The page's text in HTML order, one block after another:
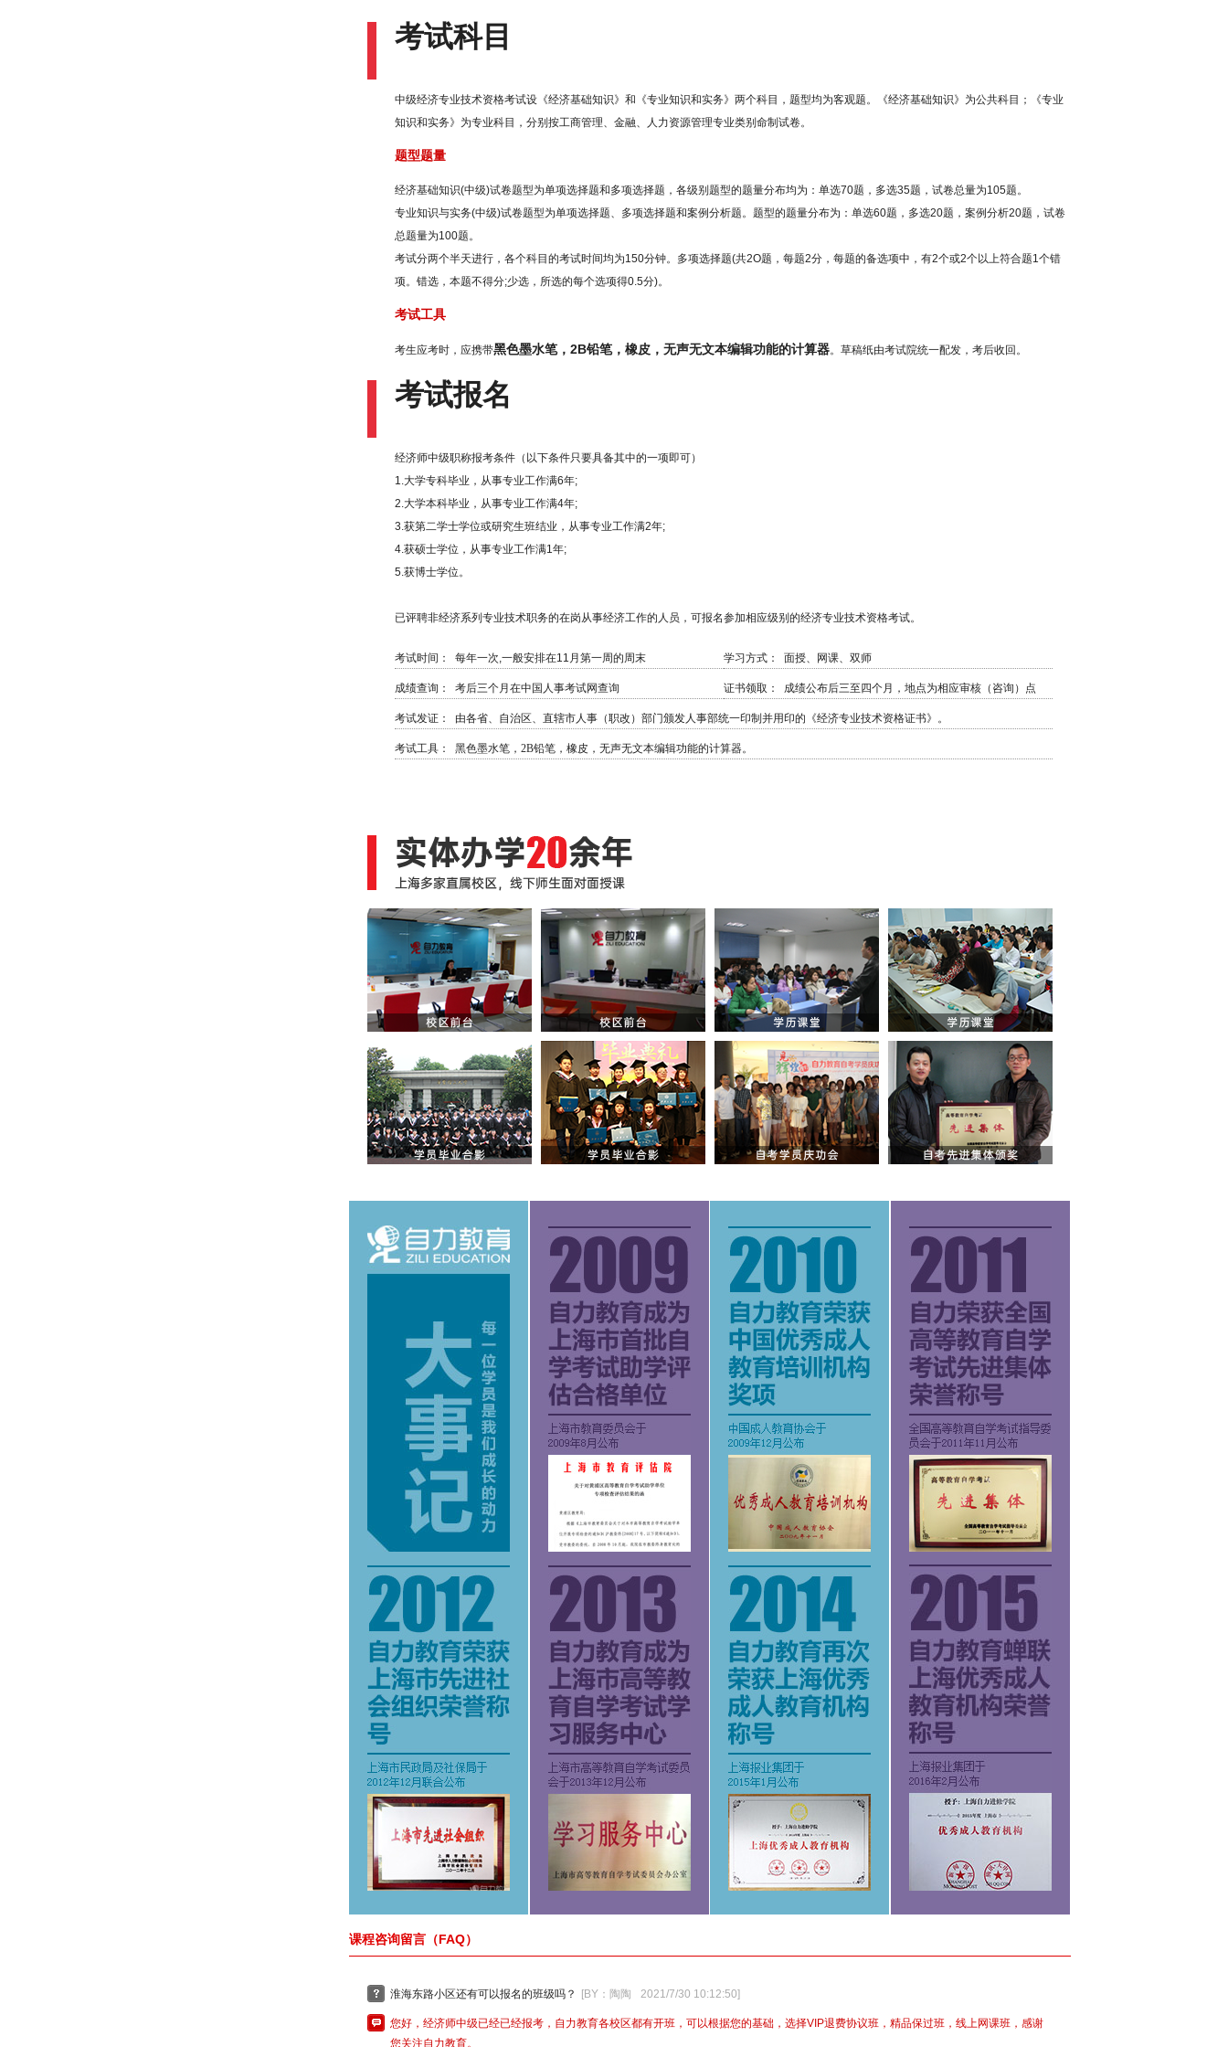
考试科目
中级经济专业技术资格考试设《经济基础知识》和《专业知识和实务》两个科目，题型均为客观题。《经济基础知识》为公共科目；《专业
知识和实务》为专业科目，分别按工商管理、金融、人力资源管理专业类别命制试卷。
题型题量
经济基础知识(中级)试卷题型为单项选择题和多项选择题，各级别题型的题量分布均为：单选70题，多选35题，试卷总量为105题。
专业知识与实务(中级)试卷题型为单项选择题、多项选择题和案例分析题。题型的题量分布为：单选60题，多选20题，案例分析20题，试卷
总题量为100题。
考试分两个半天进行，各个科目的考试时间均为150分钟。多项选择题(共2O题，每题2分，每题的备选项中，有2个或2个以上符合题1个错
项。错选，本题不得分;少选，所选的每个选项得0.5分)。
考试工具
考生应考时，应携带黑色墨水笔，2B铅笔，橡皮，无声无文本编辑功能的计算器。草稿纸由考试院统一配发，考后收回。
考试报名
经济师中级职称报考条件（以下条件只要具备其中的一项即可）
1.大学专科毕业，从事专业工作满6年;
2.大学本科毕业，从事专业工作满4年;
3.获第二学士学位或研究生班结业，从事专业工作满2年;
4.获硕士学位，从事专业工作满1年;
5.获博士学位。
已评聘非经济系列专业技术职务的在岗从事经济工作的人员，可报名参加相应级别的经济专业技术资格考试。
考试时间： 每年一次,一般安排在11月第一周的周末 学习方式： 面授、网课、双师
成绩查询： 考后三个月在中国人事考试网查询 证书领取： 成绩公布后三至四个月，地点为相应审核（咨询）点
考试发证： 由各省、自治区、直辖市人事（职改）部门颁发人事部统一印制并用印的《经济专业技术资格证书》。
考试工具： 黑色墨水笔，2B铅笔，橡皮，无声无文本编辑功能的计算器。
课程咨询留言（FAQ）
淮海东路小区还有可以报名的班级吗？ [BY：陶陶 2021/7/30 10:12:50]
您好，经济师中级已经已经报考，自力教育各校区都有开班，可以根据您的基础，选择VIP退费协议班，精品保过班，线上网课班，感谢
您关注自力教育。